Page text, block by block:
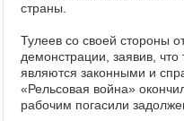
страны.
Тулеев со своей стороны
демонстрации, заявив,
являются законными и
«Рельсовая война»
рабочим погасили